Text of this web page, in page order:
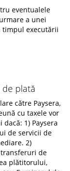
eventualele
a unei
timpul executării
plată
către Paysera,
cu taxele vor
1) Paysera
de servicii de
2)
de
plătitorului,